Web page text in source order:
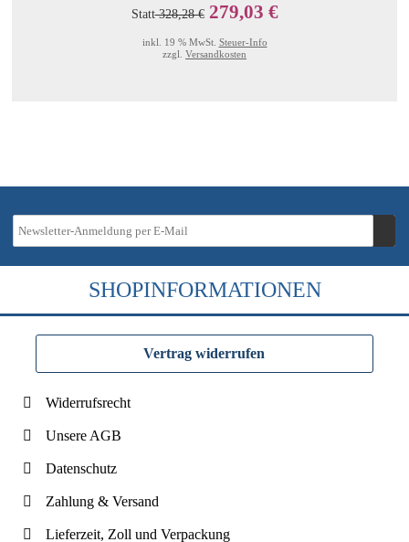
Statt328,28 € 279,03 €
inkl. 19 % MwSt. Steuer-Info
zzgl. Versandkosten
SHOPINFORMATIONEN
Vertrag widerrufen
Widerrufsrecht
Unsere AGB
Datenschutz
Zahlung & Versand
Lieferzeit, Zoll und Verpackung